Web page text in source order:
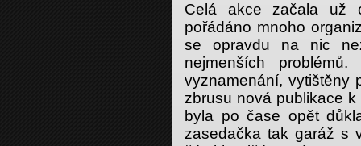
Celá akce začala už
pořádáno mnoho
se opravdu na nic
nejmenších
vyznamenání, vytištěny
zbrusu nová publikace
byla po čase opět
zasedačka tak garáž s